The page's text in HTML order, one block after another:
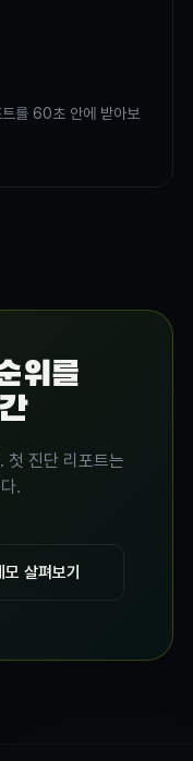
를 60초 안에 받아보
위를
첫 진단 리포트는
.
모 살펴보기